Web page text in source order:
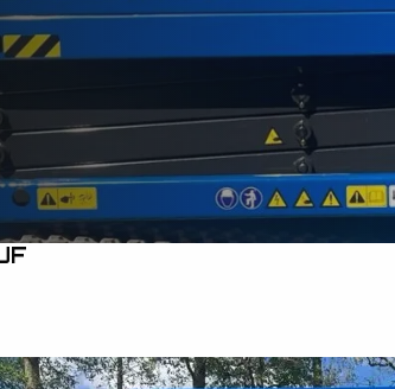
AFLEVERING CAPRI